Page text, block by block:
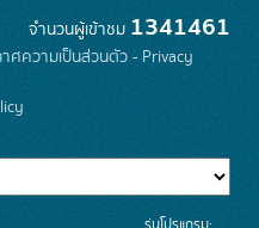
จำนวนผู้เข้าชม 1341461
ศความเป็นส่วนตัว - Privacy